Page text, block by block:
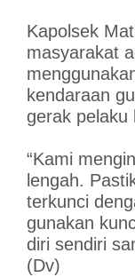
Kapolsek
masyarakat
kendaraan
gerak pelaku
“Kami
lengah.
terkunci
gunakan
diri sendiri
(Dv)